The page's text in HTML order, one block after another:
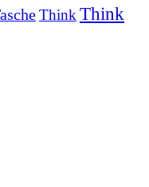
Think Think